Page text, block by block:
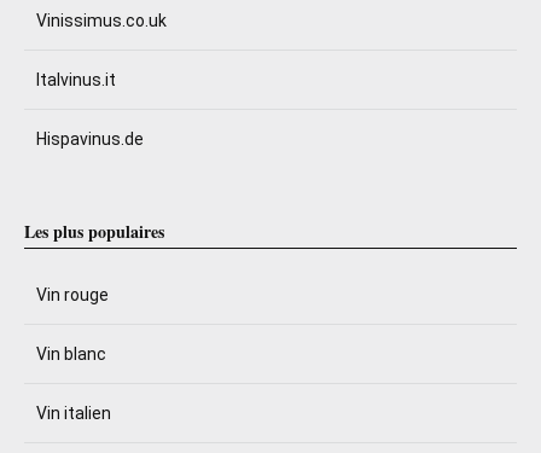
Vinissimus.co.uk
Italvinus.it
Hispavinus.de
Les plus populaires
Vin rouge
Vin blanc
Vin italien